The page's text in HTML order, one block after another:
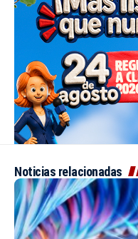
Noticias relacionadas